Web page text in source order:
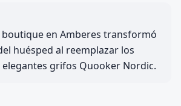
en Amberes transformó
huésped al reemplazar los
grifos Quooker Nordic.